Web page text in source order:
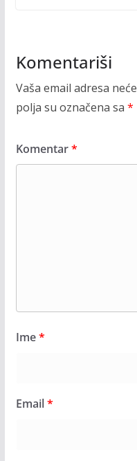
Komentariši
Vaša email adresa
polja su označena sa *
Komentar*
Ime*
Email*